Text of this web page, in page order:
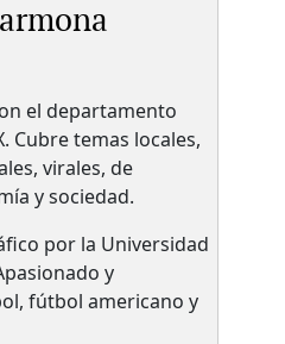
el departamento
Cubre temas locales,
virales, de
y sociedad.
por la Universidad
y
fútbol americano y